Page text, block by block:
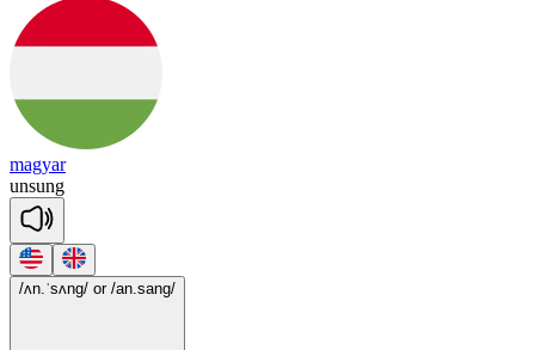
magyar
unsung
/ʌn.ˈsʌng/ or /an.sang/